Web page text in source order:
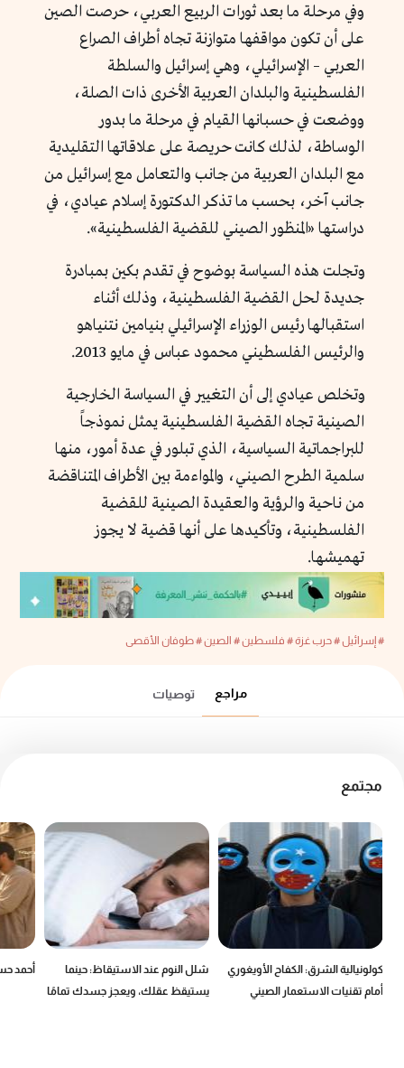
وفي مرحلة ما بعد ثورات الربيع العربي، حرصت الصين
على أن تكون مواقفها متوازنة تجاه أطراف الصراع
العربي – الإسرائيلي، وهي إسرائيل والسلطة
الفلسطينية والبلدان العربية الأخرى ذات الصلة،
ووضعت في حسبانها القيام في مرحلة ما بدور
الوساطة، لذلك كانت حريصة على علاقاتها التقليدية
مع البلدان العربية من جانب والتعامل مع إسرائيل من
جانب آخر، بحسب ما تذكر الدكتورة إسلام عيادي، في
دراستها «المنظور الصيني للقضية الفلسطينية».
وتجلت هذه السياسة بوضوح في تقدم بكين بمبادرة
جديدة لحل القضية الفلسطينية، وذلك أثناء
استقبالها رئيس الوزراء الإسرائيلي بنيامين نتنياهو
والرئيس الفلسطيني محمود عباس في مايو 2013.
وتخلص عيادي إلى أن التغيير في السياسة الخارجية
الصينية تجاه القضية الفلسطينية يمثل نموذجاً
للبراجماتية السياسية، الذي تبلور في عدة أمور، منها
سلمية الطرح الصيني، والمواءمة بين الأطراف المتناقضة
من ناحية والرؤية والعقيدة الصينية للقضية
الفلسطينية، وتأكيدها على أنها قضية لا يجوز
تهميشها.
# إسرائيل# حرب غزة# فلسطين# الصين# طوفان الأقصى
مراجع توصيات
مجتمع
كولونيالية الشرق: الكفاح الأويغوري
أمام تقنيات الاستعمار الصيني
شلل النوم عند الاستيقاظ: حينما
يستيقظ عقلك، ويعجز جسدك تمامًا
أحمد